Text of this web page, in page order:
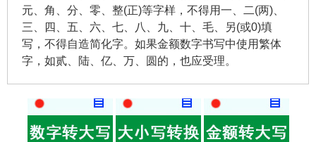
元、角、分、零、整(正)等字样，不得用一、二(两)、
三、四、五、六、七、八、九、十、毛、另(或0)填
写，不得自造简化字。如果金额数字书写中使用繁体
字，如贰、陆、亿、万、圆的，也应受理。